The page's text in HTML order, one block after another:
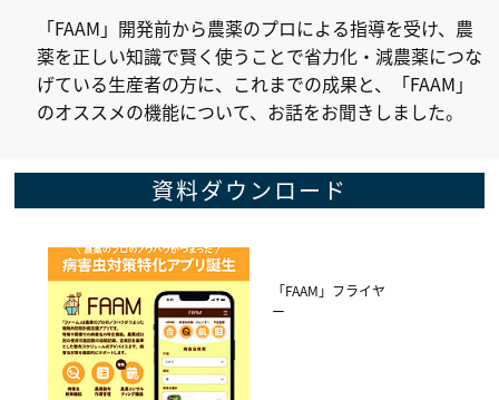
「FAAM」開発前から農薬のプロによる指導を受け、農
薬を正しい知識で賢く使うことで省力化・減農薬につな
げている生産者の方に、これまでの成果と、「FAAM」
のオススメの機能について、お話をお聞きしました。
資料ダウンロード
「FAAM」フライヤ
ー